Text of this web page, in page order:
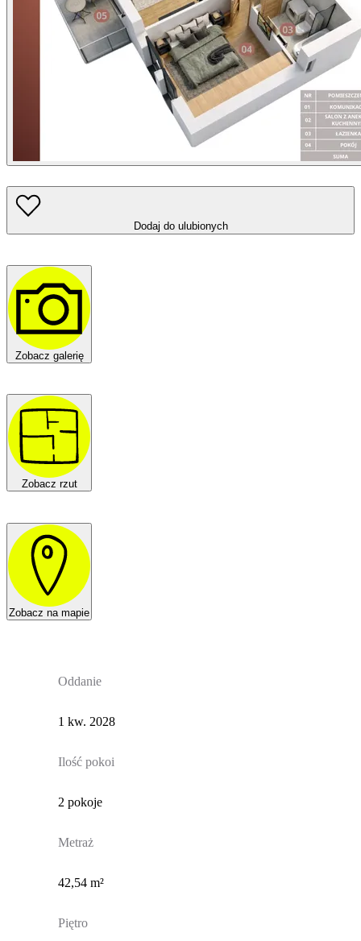
Dodaj do ulubionych
Zobacz galerię
Zobacz rzut
Zobacz na mapie
Oddanie
1 kw. 2028
Ilość pokoi
2 pokoje
Metraż
42,54 m²
Piętro